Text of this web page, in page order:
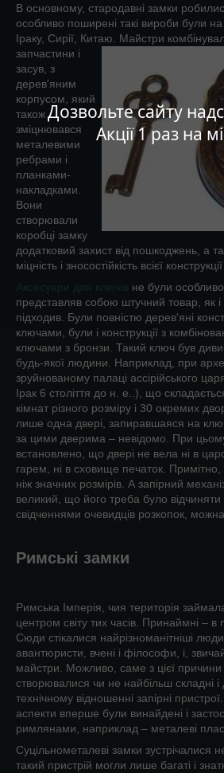
Дозвольте сайту
Акції 1 раз на
В основному, стародавні замки
особливо поширені такі вироби були на
Іраку, Сирії, Китаю. Майстри
запчастини і
засув, з
дерев'яним
корпусом, який
також
зміцнювався
металевими
ребрами і
планками-
накладками.
Вони
створювали
коробці замку
додатковий захист від пошкоджень, а
міцність і зносостійкість всієї
не були
представляв собою штучний товар, як і
підходив. Були повністю дерев'яні
ключами, були і конструкції з
ключами з бронзи. Такий ключ був
будь-якої людини. Наприклад, при
зруйнованому палаці ассірійського
Ірак 6 століття до н. е..), що
кімнат різного розміру і 30 окремих
лише одна двері, запиравшаяся на
за цими дверима – невідомо. При
встановлено, що двері не вела ні в
гарем, ні в сховище печаток.
ніж значних розмірів. А запірний
великий, що його треба було
свідченнями очевидців розкопок,
Римські замки
Римська Імперія, чия територія
центром світу тих часів. Принаймні – в
Сюди стікалися найрізноманітніші
авантюристи, вчені і філософи, і,
майстри. Можливо, саме з цієї причини
створювалися чи не найбільш складні і
технічному відношенні запірні
аспекти вперше були винайдені і
римлянами, наприклад – металеві
Суцільнометалеві замки зустрічалися
такий пристрій могли лише багаті і